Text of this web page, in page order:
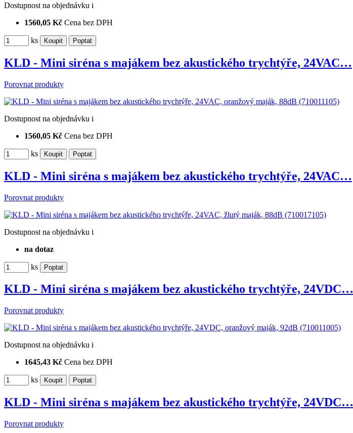
Dostupnost na objednávku i
1560,05 Kč Cena bez DPH
ks
KLD - Mini siréna s majákem bez akustického trychtýře, 24VAC…
Porovnat produkty
Dostupnost na objednávku i
1560,05 Kč Cena bez DPH
ks
KLD - Mini siréna s majákem bez akustického trychtýře, 24VAC…
Porovnat produkty
Dostupnost na objednávku i
na dotaz
ks
KLD - Mini siréna s majákem bez akustického trychtýře, 24VDC…
Porovnat produkty
Dostupnost na objednávku i
1645,43 Kč Cena bez DPH
ks
KLD - Mini siréna s majákem bez akustického trychtýře, 24VDC…
Porovnat produkty